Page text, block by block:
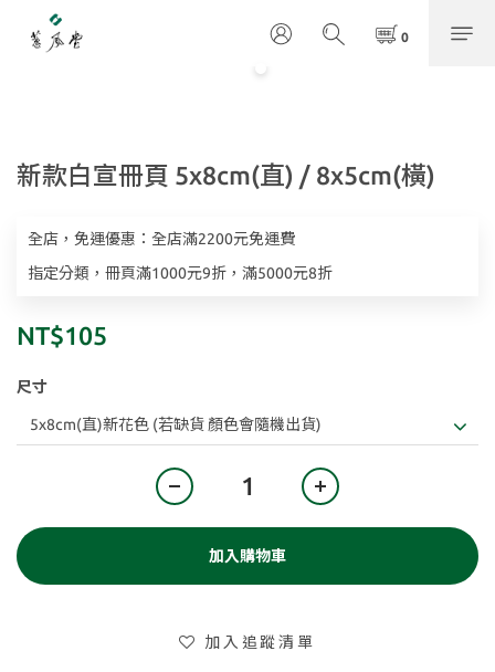
新款白宣冊頁 5x8cm(直) / 8x5cm(橫)
全店，免運優惠：全店滿2200元免運費
指定分類，冊頁滿1000元9折，滿5000元8折
NT$105
尺寸
加入購物車
加入追蹤清單